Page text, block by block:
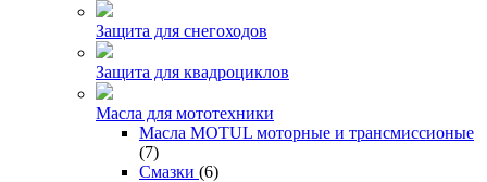
Защита для снегоходов
Защита для квадроциклов
Масла для мототехники
Масла MOTUL моторные и трансмиссионые
(7)
Смазки (6)